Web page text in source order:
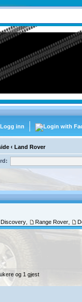
Logg inn
‹ Land Rover
Discovery, Range Rover,
og 1 gjest